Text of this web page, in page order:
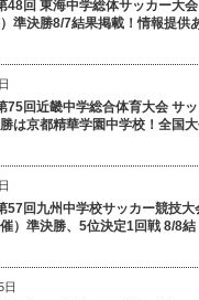
48回 東海中学総体サッカー大会
）準決勝8/7結果掲載！情報提供
75回近畿中学総合体育大会 サ
は京都精華学園中学校！全国
57回九州中学校サッカー競技大
催）準決勝、5位決定1回戦 8/8結
日